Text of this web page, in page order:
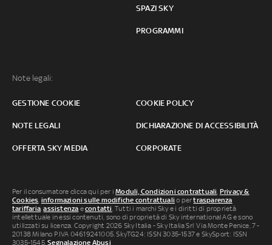
SPAZI SKY
PROGRAMMI
Note legali:
GESTIONE COOKIE COOKIE POLICY
NOTE LEGALI DICHIARAZIONE DI ACCESSIBILITÀ
OFFERTA SKY MEDIA CORPORATE
Per il consumatore clicca qui per iModuli, Condizioni contrattuali, Privacy &
Cookies, informazioni sulle modifiche contrattuali o pertrasparenza
tariffaria,assistenza econtatti. Tutti i marchi Sky e i diritti di proprietà
intellettuale in essi contenuti, sono di proprietà di Sky international AG e sono
utilizzati su licenza. Copyright 2026 Sky Italia - Sky Italia Srl Via Monte Penice, 7 -
20138 Milano P.IVA 04619241005. SkyTG24: ISSN 3035-1537 e SkySport: ISSN
3035-1545.Segnalazione Abusi